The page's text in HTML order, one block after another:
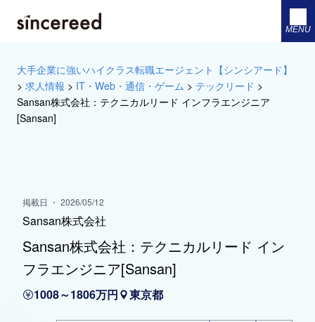
MENU
大手企業に強いハイクラス転職エージェント【シンシアード】
> 求人情報 > IT・Web・通信・ゲーム > テックリード >
Sansan株式会社：テクニカルリード インフラエンジニア
[Sansan]
掲載日 ・ 2026/05/12
Sansan株式会社
Sansan株式会社：テクニカルリード イン
フラエンジニア[Sansan]
1008～1806万円 東京都